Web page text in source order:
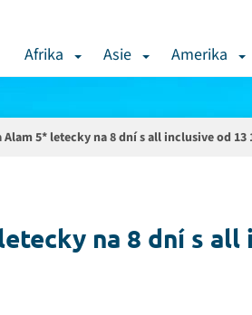
Afrika Asie Amerika
Alam 5* letecky na 8 dní s all inclusive od 13
na 8 dní s all